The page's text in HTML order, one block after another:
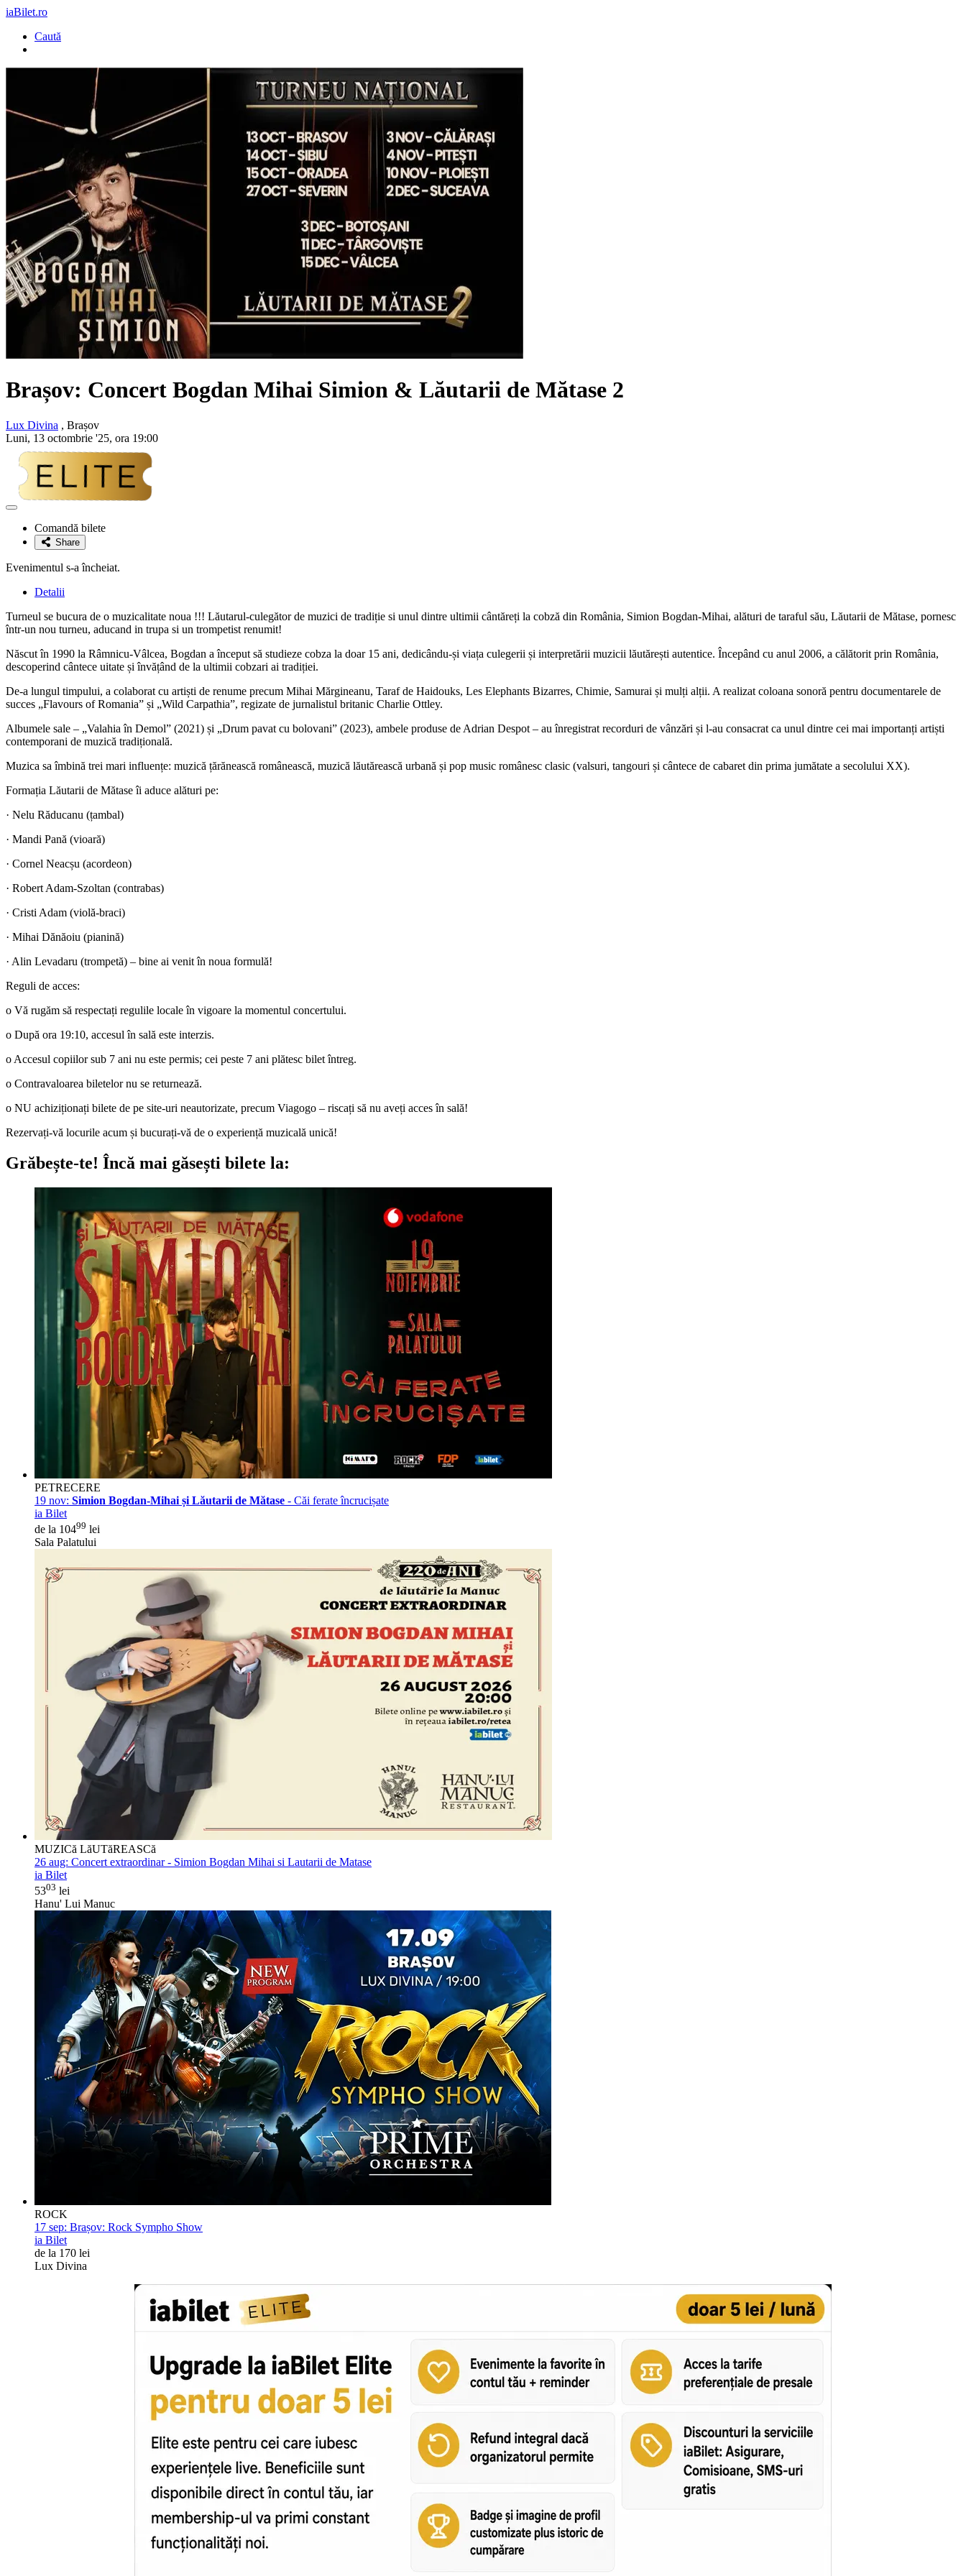
iaBilet.ro
Caută
Brașov: Concert Bogdan Mihai Simion & Lăutarii de Mătase 2
Lux Divina , Brașov
Luni, 13 octombrie '25, ora 19:00
Adaugă
favoriteComandă bilete
Share
Evenimentul s-a încheiat.
Detalii
Turneul se bucura de o muzicalitate noua !!! Lăutarul-culegător de muzici de tradiție si unul dintre ultimii cântăreți la cobză din România, Simion Bogdan-Mihai, alături de taraful său, Lăutarii de Mătase, pornesc
într-un nou turneu, aducand in trupa si un trompetist renumit!
Născut în 1990 la Râmnicu-Vâlcea, Bogdan a început să studieze cobza la doar 15 ani, dedicându-și viața culegerii și interpretării muzicii lăutărești autentice. Începând cu anul 2006, a călătorit prin România,
descoperind cântece uitate și învățând de la ultimii cobzari ai tradiției.
De-a lungul timpului, a colaborat cu artiști de renume precum Mihai Mărgineanu, Taraf de Haidouks, Les Elephants Bizarres, Chimie, Samurai și mulți alții. A realizat coloana sonoră pentru documentarele de
succes „Flavours of Romania” și „Wild Carpathia”, regizate de jurnalistul britanic Charlie Ottley.
Albumele sale – „Valahia în Demol” (2021) și „Drum pavat cu bolovani” (2023), ambele produse de Adrian Despot – au înregistrat recorduri de vânzări și l-au consacrat ca unul dintre cei mai importanți artiști
contemporani de muzică tradițională.
Muzica sa îmbină trei mari influențe: muzică țărănească românească, muzică lăutărească urbană și pop music românesc clasic (valsuri, tangouri și cântece de cabaret din prima jumătate a secolului XX).
Formația Lăutarii de Mătase îi aduce alături pe:
· Nelu Răducanu (țambal)
· Mandi Pană (vioară)
· Cornel Neacșu (acordeon)
· Robert Adam-Szoltan (contrabas)
· Cristi Adam (violă-braci)
· Mihai Dănăoiu (pianină)
· Alin Levadaru (trompetă) – bine ai venit în noua formulă!
Reguli de acces:
o Vă rugăm să respectați regulile locale în vigoare la momentul concertului.
o După ora 19:10, accesul în sală este interzis.
o Accesul copiilor sub 7 ani nu este permis; cei peste 7 ani plătesc bilet întreg.
o Contravaloarea biletelor nu se returnează.
o NU achiziționați bilete de pe site-uri neautorizate, precum Viagogo – riscați să nu aveți acces în sală!
Rezervați-vă locurile acum și bucurați-vă de o experiență muzicală unică!
Grăbește-te! Încă mai găsești bilete la:
PETRECERE
19 nov: Simion Bogdan-Mihai și Lăutarii de Mătase - Căi ferate încrucișate
ia Bilet
de la 10499 lei
Sala Palatului
MUZICă LăUTăREASCă
26 aug: Concert extraordinar - Simion Bogdan Mihai si Lautarii de Matase
ia Bilet
5303 lei
Hanu' Lui Manuc
ROCK
17 sep: Brașov: Rock Sympho Show
ia Bilet
de la 170 lei
Lux Divina